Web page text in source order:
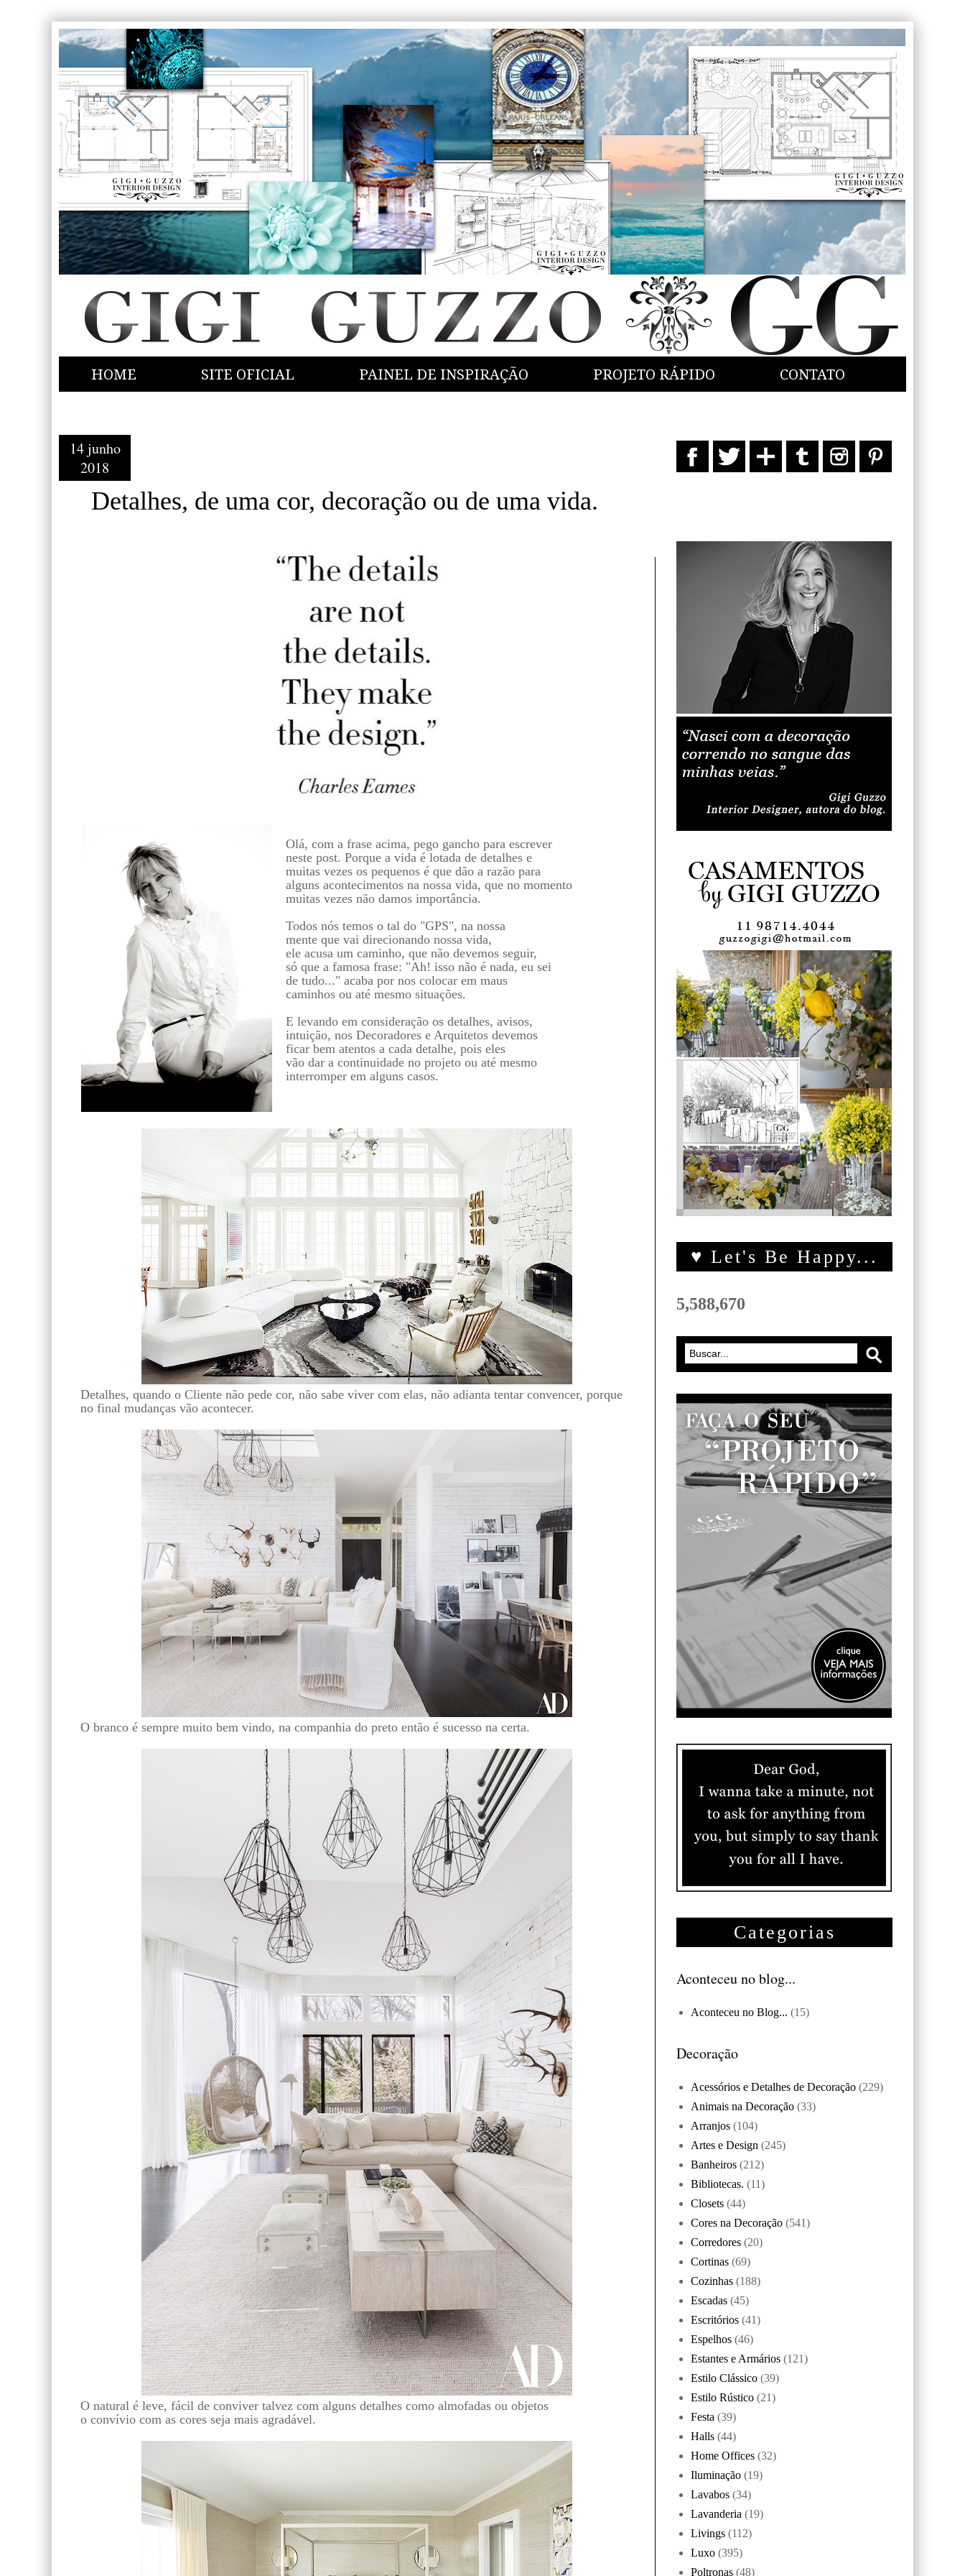
HOME SITE OFICIAL PAINEL DE INSPIRAÇÃO PROJETO RÁPIDO CONTATO
14 junho
2018
Detalhes, de uma cor, decoração ou de uma vida.
Olá, com a frase acima, pego gancho para escrever
neste post. Porque a vida é lotada de detalhes e
muitas vezes os pequenos é que dão a razão para
alguns acontecimentos na nossa vida, que no momento
muitas vezes não damos importância.
Todos nós temos o tal do "GPS", na nossa
mente que vai direcionando nossa vida,
ele acusa um caminho, que não devemos seguir,
só que a famosa frase: "Ah! isso não é nada, eu sei
de tudo..." acaba por nos colocar em maus
caminhos ou até mesmo situações.
E levando em consideração os detalhes, avisos,
intuição, nos Decoradores e Arquitetos devemos
ficar bem atentos a cada detalhe, pois eles
vão dar a continuidade no projeto ou até mesmo
interromper em alguns casos.
Detalhes, quando o Cliente não pede cor, não sabe viver com elas, não adianta tentar convencer, porque
no final mudanças vão acontecer.
O branco é sempre muito bem vindo, na companhia do preto então é sucesso na certa.
O natural é leve, fácil de conviver talvez com alguns detalhes como almofadas ou objetos
o convívio com as cores seja mais agradável.
♥ Let's Be Happy...
5,588,670
Categorias
Aconteceu no blog...
Aconteceu no Blog... (15)
Decoração
Acessórios e Detalhes de Decoração (229)
Animais na Decoração (33)
Arranjos (104)
Artes e Design (245)
Banheiros (212)
Bibliotecas. (11)
Closets (44)
Cores na Decoração (541)
Corredores (20)
Cortinas (69)
Cozinhas (188)
Escadas (45)
Escritórios (41)
Espelhos (46)
Estantes e Armários (121)
Estilo Clássico (39)
Estilo Rústico (21)
Festa (39)
Halls (44)
Home Offices (32)
Iluminação (19)
Lavabos (34)
Lavanderia (19)
Livings (112)
Luxo (395)
Poltronas (48)